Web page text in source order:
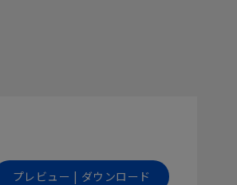
プレビュー | ダウンロード